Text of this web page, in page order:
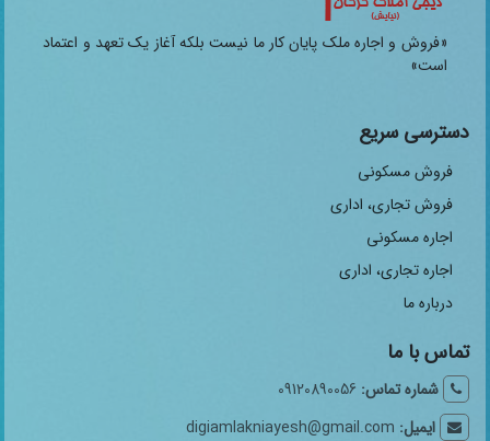
«فروش و اجاره ملک پایان کار ما نیست بلکه آغاز یک تعهد و اعتماد
است»
دسترسی سریع
فروش مسکونی
فروش تجاری، اداری
اجاره مسکونی
اجاره تجاری، اداری
درباره ما
تماس با ما
شماره تماس: 09120890056
ایمیل: digiamlakniayesh@gmail.com